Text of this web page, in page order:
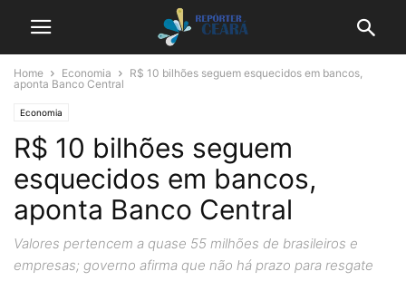
Home Economia
R$ 10 bilhões seguem esquecidos em bancos,
aponta Banco Central
Economia
R$ 10 bilhões seguem
esquecidos em bancos,
aponta Banco Central
Valores pertencem a quase 55 milhões de brasileiros e
empresas; governo afirma que não há prazo para resgate